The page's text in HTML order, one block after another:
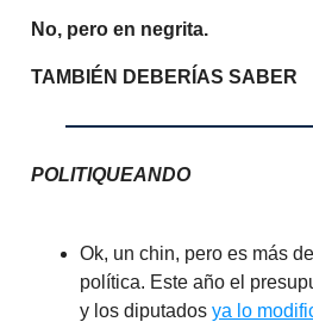
No, pero en negrita.
TAMBIÉN DEBERÍAS SABER
POLITIQUEANDO
Ok, un chin, pero es más
política. Este año el
y los diputados ya lo